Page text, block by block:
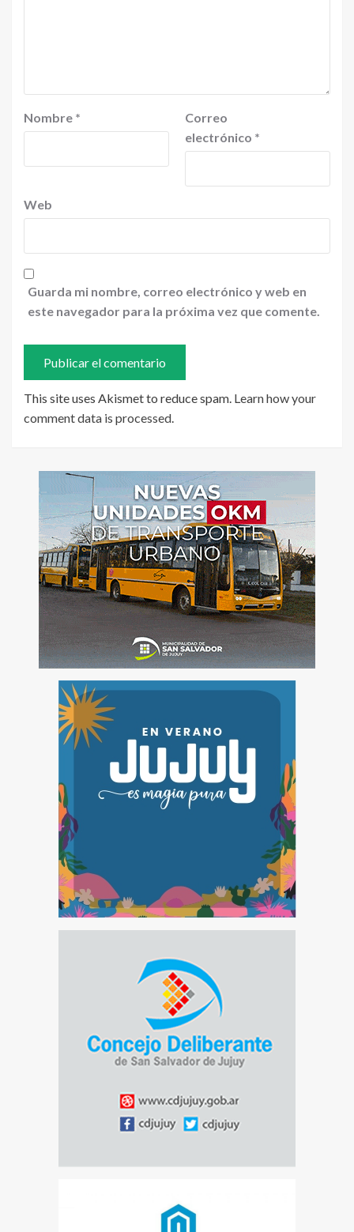
Nombre *
Correo
electrónico *
Web
Guarda mi nombre, correo electrónico y web en
este navegador para la próxima vez que comente.
This site uses Akismet to reduce spam. Learn how your
comment data is processed.